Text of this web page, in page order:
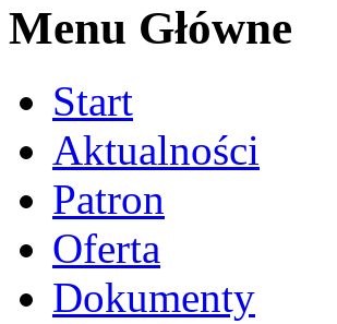
Menu Główne
Start
Aktualności
Patron
Oferta
Dokumenty